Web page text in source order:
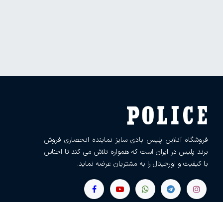
فروشگاه آنلاین پلیس بادی سایز نماینده انحصاری فروش
برند پلیس در ایران است که همواره تلاش می کند تا اجناس
با کیفیت و اورجینال را به مشتریان عرضه نماید.